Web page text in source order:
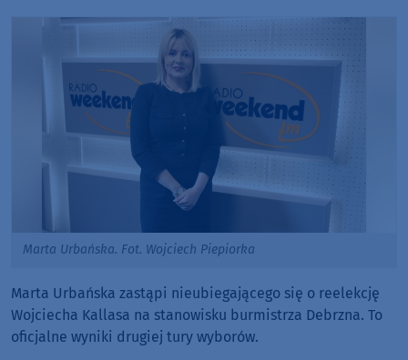
Marta Urbańska. Fot. Wojciech Piepiorka
Marta Urbańska zastąpi nieubiegającego się o reelekcję
Wojciecha Kallasa na stanowisku burmistrza Debrzna. To
oficjalne wyniki drugiej tury wyborów.